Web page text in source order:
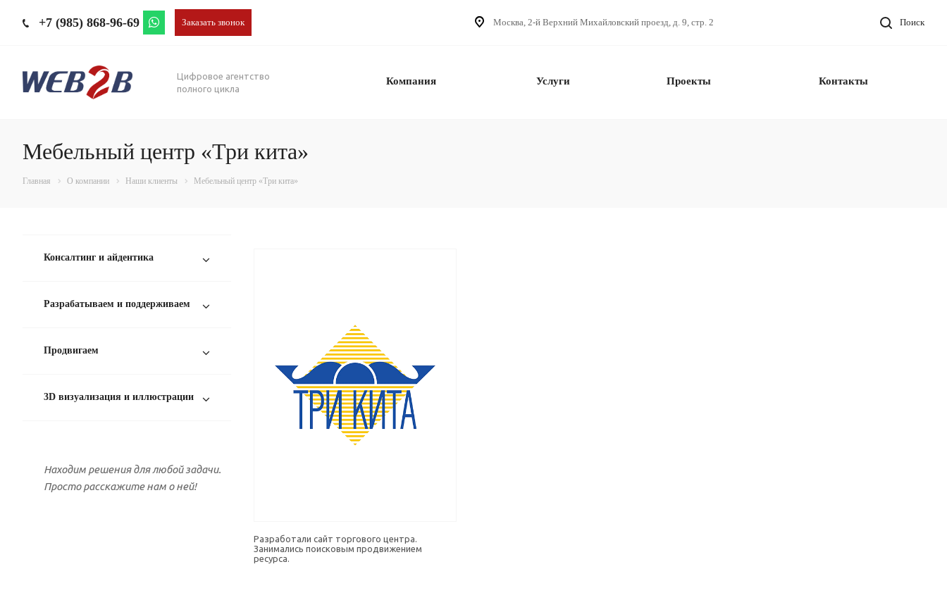
+7 (985) 868-96-69 Заказать звонок Москва, 2-й Верхний Михайловский проезд, д. 9, стр. 2 Поиск
Цифровое агентство
полного цикла
Компания Услуги Проекты Контакты
Мебельный центр «Три кита»
Главная О компании Наши клиенты Мебельный центр «Три кита»
Консалтинг и айдентика
Разрабатываем и поддерживаем
Продвигаем
3D визуализация и иллюстрации
Находим решениядля любой задачи.
Просто расскажите нам о ней!
Разработали сайт торгового центра.
Занимались поисковым продвижением
ресурса.